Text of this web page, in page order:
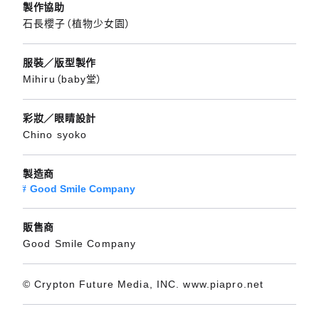
製作協助
石長櫻子（植物少女園）
服裝／版型製作
Mihiru（baby堂）
彩妝／眼睛設計
Chino syoko
製造商
Good Smile Company
販售商
Good Smile Company
© Crypton Future Media, INC. www.piapro.net